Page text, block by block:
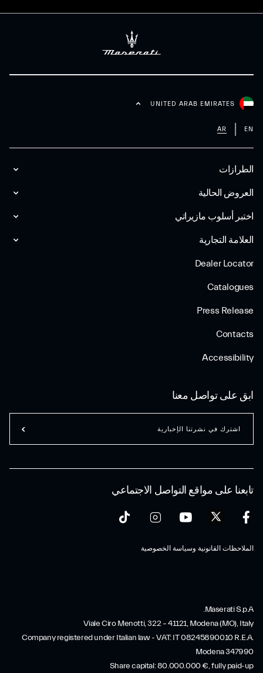
الطرازات
العروض الحالية
اختبر أسلوب مازیراتي
العلامة التجارية
Dealer Locator
Catalogues
Press Release
Contacts
Accessibility
UNITED ARAB EMIRATES
EN
AR
تابعنا على مواقع التواصل الاجتماعي
الملاحظات القانونية وسياسة الخصوصية
ابق على تواصل معنا
اشترك في نشرتنا الإخبارية
Maserati S.p.A.
Viale Ciro Menotti, 322 – 41121, Modena (MO), Italy
Company registered under Italian law - VAT: IT 08245890010 R.E.A.
Modena 347990
Share capital: 80.000.000 €, fully paid-up